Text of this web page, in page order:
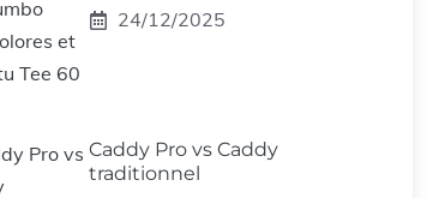
24/12/2025
Caddy Pro vs Caddy
traditionnel